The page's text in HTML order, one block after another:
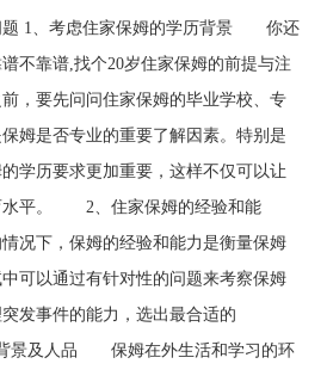
题 1、考虑住家保姆的学历背景 你还
不靠谱,找个20岁住家保姆的前提与注
要先问问住家保姆的毕业学校、专
姆是否专业的重要了解因素。特别是
学历要求更加重要，这样不仅可以让
水平。 2、住家保姆的经验和能
下，保姆的经验和能力是衡量保姆
可以通过有针对性的问题来考察保姆
发事件的能力，选出最合适的
及人品 保姆在外生活和学习的环